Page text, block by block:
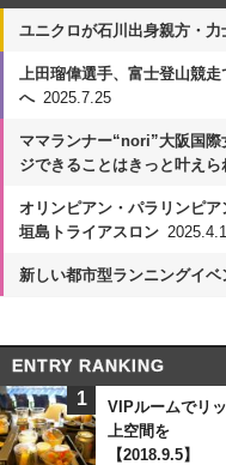
ユニクロが石川出身親方・
上田瑠偉選手、富士登山競
へ 2025.7.25
ママランナー“nori”大阪国
ジできることはきっと叶えら
オリンピアン・パラリンピ
垣島トライアスロン
新しい都市型ランニングイ
ENTRY RANKING
1
VIPルームでリ
上空間を
【2018.9.5】